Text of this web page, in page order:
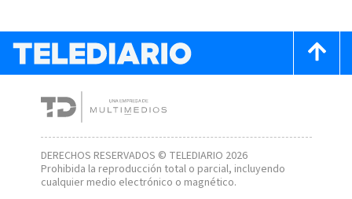
DERECHOS RESERVADOS © TELEDIARIO 2026
Prohibida la reproducción total o parcial, incluyendo
cualquier medio electrónico o magnético.